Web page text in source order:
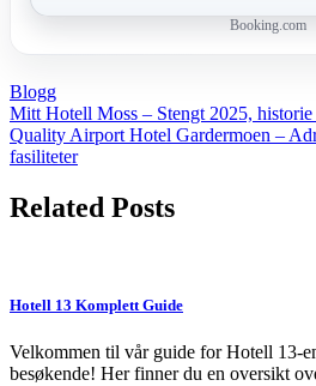
Booking.com
Blogg
Post
navigation
Mitt Hotell Moss – Stengt 2025,
Quality Airport Hotel Gardermoen –
fasiliteter
Related Posts
Hotell 13 Komplett Guide
Velkommen til vår guide for Hotell 13-
besøkende! Her finner du en oversikt